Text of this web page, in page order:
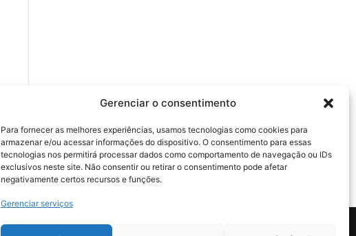
Gerenciar o consentimento
Para fornecer as melhores experiências, usamos tecnologias como cookies para
armazenar e/ou acessar informações do dispositivo. O consentimento para essas
tecnologias nos permitirá processar dados como comportamento de navegação ou IDs
exclusivos neste site. Não consentir ou retirar o consentimento pode afetar
negativamente certos recursos e funções.
Gerenciar serviços